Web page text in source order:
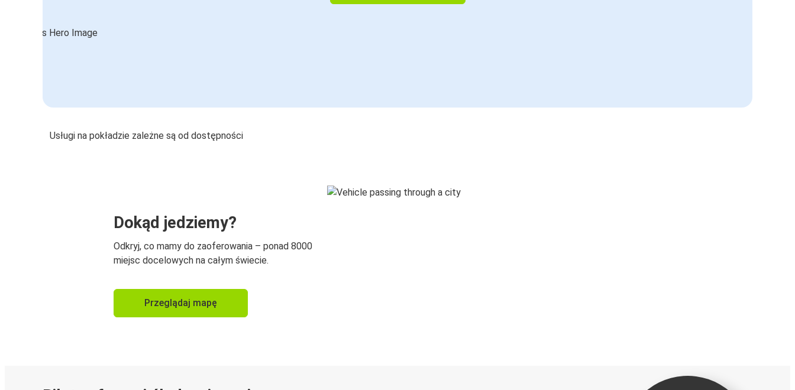
Usługi na pokładzie zależne są od dostępności
Dokąd jedziemy?
Odkryj, co mamy do zaoferowania – ponad 8000
miejsc docelowych na całym świecie.
Przeglądaj mapę